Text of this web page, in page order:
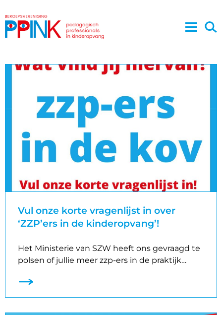
Vul onze korte vragenlijst in over
‘ZZP’ers in de kinderopvang’!
Het Ministerie van SZW heeft ons gevraagd te
polsen of jullie meer zzp-ers in de praktijk…